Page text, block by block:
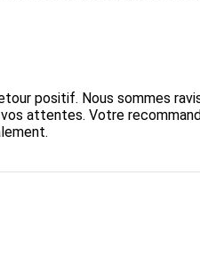
positif. Nous sommes
attentes. Votre